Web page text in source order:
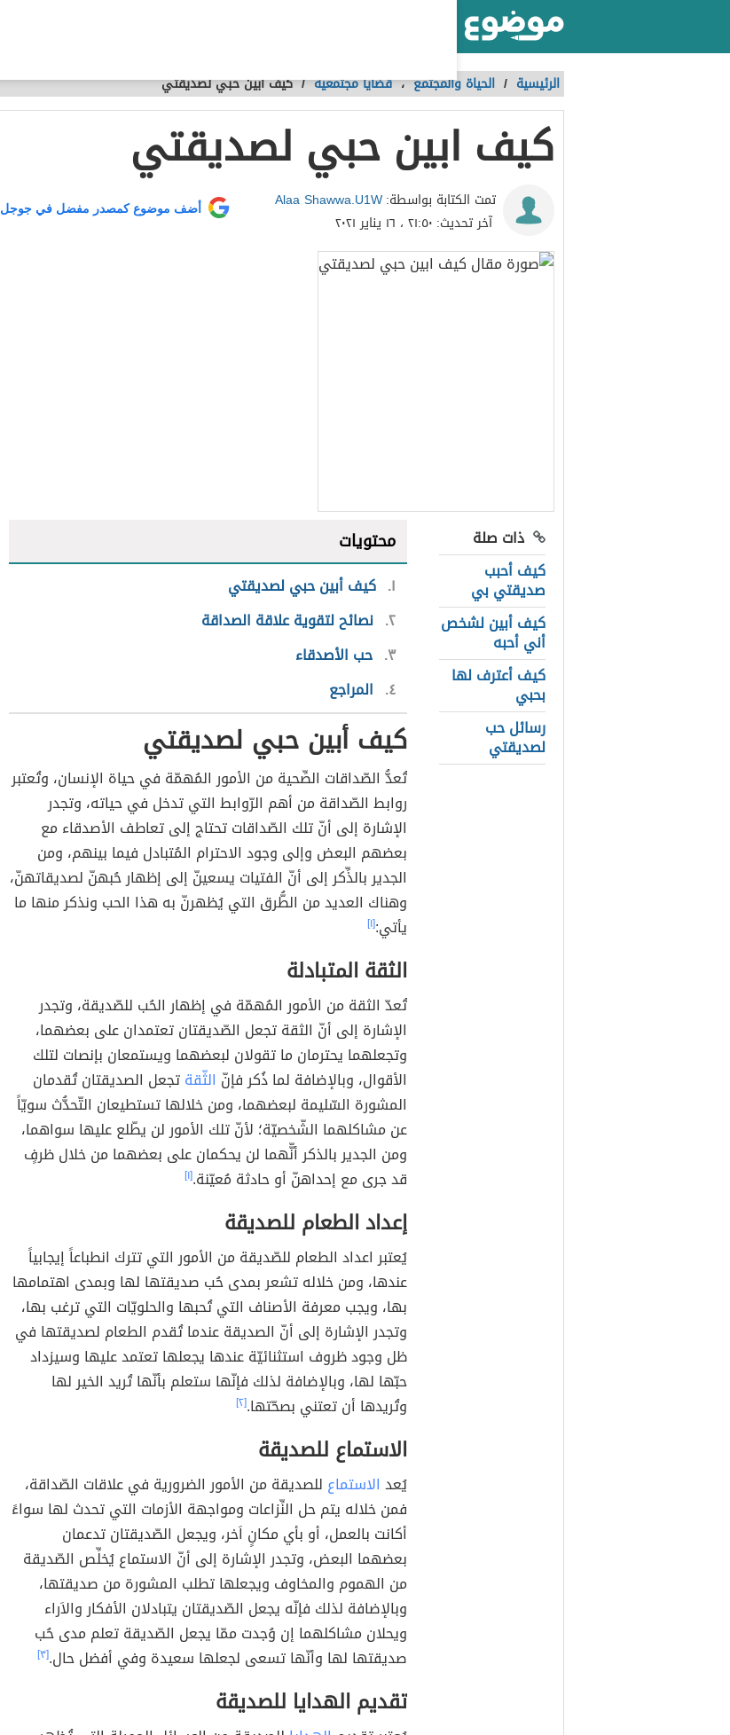
الرئيسية / الحياة والمجتمع،قضايا مجتمعية /كيف ابين حبي لصديقتي
كيف ابين حبي لصديقتي
تمت الكتابة بواسطة:Alaa Shawwa.U1W
آخر تحديث: ٢١:٥٠ ، ١٦ يناير ٢٠٢١
أضف موضوع كمصدر مفضل في جوجل
ذات صلة
كيف أحبب
صديقتي بي
كيف أبين لشخص
أني أحبه
كيف أعترف لها
بحبي
رسائل حب
لصديقتي
محتويات
١ كيف أبين حبي لصديقتي
٢ نصائح لتقوية علاقة الصداقة
٣ حب الأصدقاء
٤ المراجع
كيف أبين حبي لصديقتي
تُعدُّ الصّداقات الصِّحية من الأمور المُهمّة في حياة الإنسان، وتُعتبر
روابط الصّداقة من أهم الرّوابط التي تدخل في حياته، وتجدر
الإشارة إلى أنّ تلك الصّداقات تحتاج إلى تعاطف الأصدقاء مع
بعضهم البعض وإلى وجود الاحترام المُتبادل فيما بينهم، ومن
الجدير بالذِّكر إلى أنّ الفتيات يسعينّ إلى إظهار حُبهنّ لصديقاتهنّ،
وهناك العديد من الطُّرق التي يُظهرنّ به هذا الحب ونذكر منها ما
يأتي:[١]
الثقة المتبادلة
تُعدّ الثقة من الأمور المُهمّة في إظهار الحُب للصّديقة، وتجدر
الإشارة إلى أنّ الثقة تجعل الصّديقتان تعتمدان على بعضهما،
وتجعلهما يحترمان ما تقولان لبعضهما ويستمعان بإنصات لتلك
الأقوال، وبالإضافة لما ذُكر فإنّ الثّقةتجعل الصديقتان تُقدمان
المشورة السّليمة لبعضهما، ومن خلالها تستطيعان التّحدُّث سويّاً
عن مشاكلهما الشّخصيّة؛ لأنّ تلك الأمور لن يطّلع عليها سواهما،
ومن الجدير بالذكر أنّّهما لن يحكمان على بعضهما من خلال ظرفٍ
قد جرى مع إحداهنّ أو حادثة مُعيّنة.[١]
إعداد الطعام للصديقة
يُعتبر اعداد الطعام للصّديقة من الأمور التي تترك انطباعاً إيجابياً
عندها، ومن خلاله تشعر بمدى حُب صديقتها لها وبمدى اهتمامها
بها، ويجب معرفة الأصناف التي تُحبها والحلويّات التي ترغب بها،
وتجدر الإشارة إلى أنّ الصديقة عندما تُقدم الطعام لصديقتها في
ظل وجود ظروف استثنائيّة عندها يجعلها تعتمد عليها وسيزداد
حبّها لها، وبالإضافة لذلك فإنّها ستعلم بأنّها تُريد الخير لها
وتُريدها أن تعتني بصحّتها.[٢]
الاستماع للصديقة
يُعد الاستماع للصديقة من الأمور الضرورية في علاقات الصّداقة،
فمن خلاله يتم حل النِّزاعات ومواجهة الأزمات التي تحدث لها سواءً
أكانت بالعمل، أو بأي مكانٍ اَخر، ويجعل الصّديقتان تدعمان
بعضهما البعض، وتجدر الإشارة إلى أنّ الاستماع يُخلِّص الصّديقة
من الهموم والمخاوف ويجعلها تطلب المشورة من صديقتها،
وبالإضافة لذلك فإنّه يجعل الصّديقتان يتبادلان الأفكار والاَراء
ويحلان مشاكلهما إن وُجدت ممّا يجعل الصّديقة تعلم مدى حُب
صديقتها لها وأنّها تسعى لجعلها سعيدة وفي أفضل حال.[٣]
تقديم الهدايا للصديقة